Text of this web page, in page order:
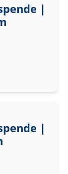
|
|